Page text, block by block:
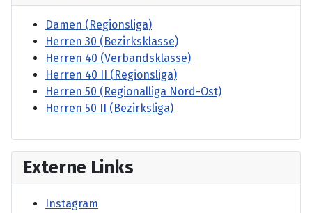
Damen (Regionsliga)
Herren 30 (Bezirksklasse)
Herren 40 (Verbandsklasse)
Herren 40 II (Regionsliga)
Herren 50 (Regionalliga Nord-Ost)
Herren 50 II (Bezirksliga)
Externe Links
Instagram